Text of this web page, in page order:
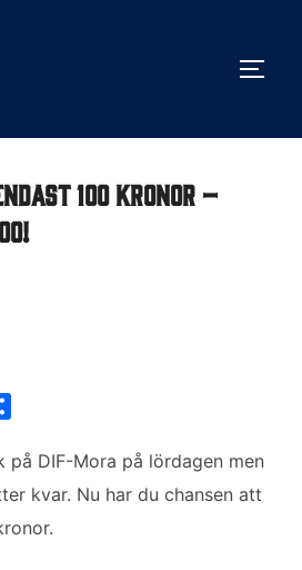
100 kronor –
l
a
DIF-Mora på lördagen men
kvar. Nu har du chansen att